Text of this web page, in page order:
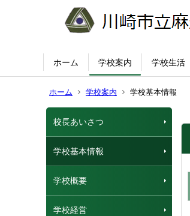
ホーム 学校案内 学校生活
ホーム 学校案内 学校基本情報
校長あいさつ
学校基本情報
学校概要
学校経営